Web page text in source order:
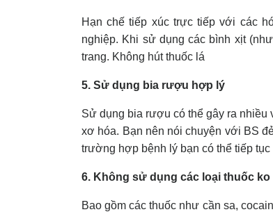
Hạn chế tiếp xúc trực tiếp với các
nghiệp. Khi sử dụng các bình xịt
trang. Không hút thuốc lá
5. Sử dụng bia rượu hợp lý
Sử dụng bia rượu có thể gây ra nhiều
xơ hóa. Bạn nên nói chuyện với BS
trường hợp bệnh lý bạn có thể tiếp
6. Không sử dụng các loại thuốc
Bao gồm các thuốc như cần sa,